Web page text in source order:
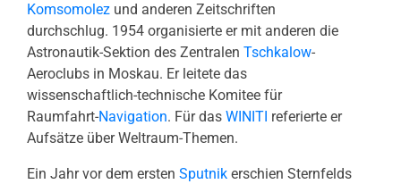
Komsomolez und anderen Zeitschriften
durchschlug. 1954 organisierte er mit anderen die
Astronautik-Sektion des Zentralen Tschkalow-
Aeroclubs in Moskau. Er leitete das
wissenschaftlich-technische Komitee für
Raumfahrt-Navigation. Für das WINITI referierte er
Aufsätze über Weltraum-Themen.
Ein Jahr vor dem ersten Sputnik erschien Sternfelds